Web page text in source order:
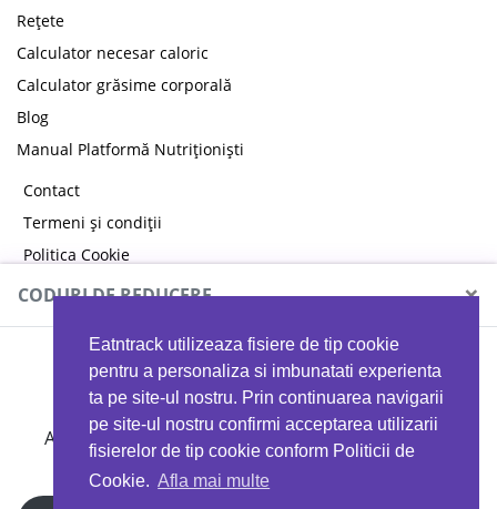
Eatntrack utilizeaza fisiere de tip cookie
pentru a personaliza si imbunatati experienta
ta pe site-ul nostru. Prin continuarea navigarii
pe site-ul nostru confirmi acceptarea utilizarii
fisierelor de tip cookie conform Politicii de
Cookie. Afla mai multe
Rețete
Calculator necesar caloric
Calculator grăsime corporală
Blog
Manual Platformă Nutriționiști
Contact
Termeni și condiții
Politica Cookie
Politica de confidențialitate
CODURI DE REDUCERE ×
MYPROTEIN
Ai 40%reducere la orice comandă folosind codul
EATTRACK